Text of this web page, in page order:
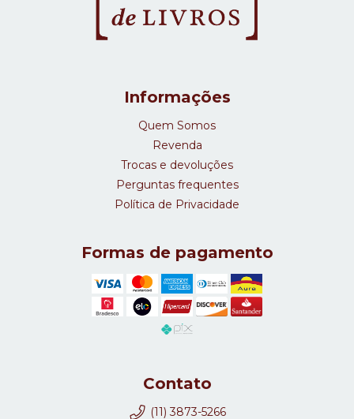
Informações
Quem Somos
Revenda
Trocas e devoluções
Perguntas frequentes
Política de Privacidade
Formas de pagamento
Contato
(11) 3873-5266